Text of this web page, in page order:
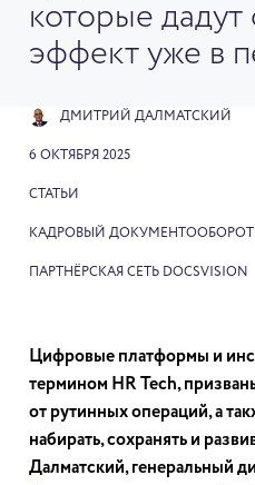
которые
эффект уже в
ДМИТРИЙ ДАЛМАТСКИЙ
6 ОКТЯБРЯ 2025
СТАТЬИ
КАДРОВЫЙ ДОКУМЕНТООБОРОТ
ПАРТНЁРСКАЯ СЕТЬ DOCSVISION
Цифровые платформы и
термином HR Tech,
от рутинных операций, а
набирать, сохранять и
Далматский, генеральный